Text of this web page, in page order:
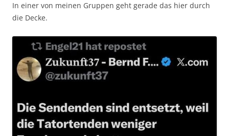
In einer von meinen Gruppen geht gerade das hier durch
die Decke.